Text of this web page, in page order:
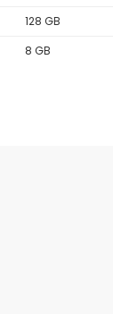
128 GB
8 GB